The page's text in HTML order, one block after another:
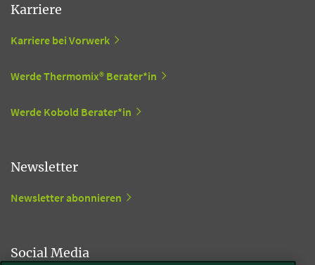
Karriere
Karriere bei Vorwerk
Werde Thermomix® Berater*in
Werde Kobold Berater*in
Newsletter
Newsletter abonnieren
Social Media